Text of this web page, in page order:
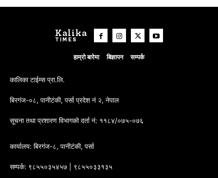
Kalika
TIMES
हाम्रो बारेमा बिज्ञापन सम्पर्क
कालिका टाईम्स प्रा.लि.
बिरगंज-०८, पानीटंकी, पर्सा प्रदेश नं २, नेपाल
सूचना तथा प्रशारण विभागको दर्ता नं: ११८४/०७५-०७६
कार्यालय: बिरगंज-८, पानीटंकी, पर्सा
सम्पर्क: ९८५५०३५४५७ | ९८५५०३३१३५